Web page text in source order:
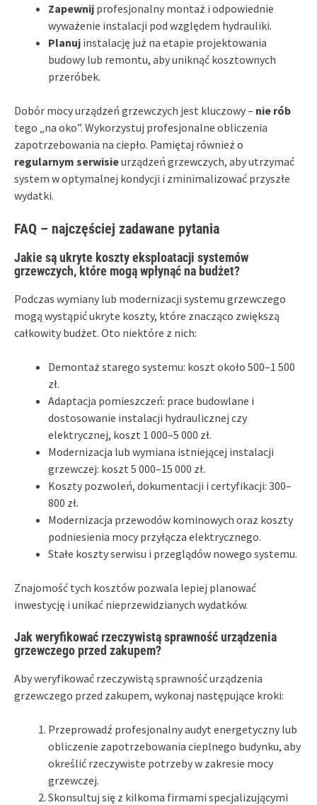
Zapewnij profesjonalny montaż i odpowiednie
wyważenie instalacji pod względem hydrauliki.
Planuj instalację już na etapie projektowania
budowy lub remontu, aby uniknąć kosztownych
przeróbek.
Dobór mocy urządzeń grzewczych jest kluczowy – nie rób
tego „na oko”. Wykorzystuj profesjonalne obliczenia
zapotrzebowania na ciepło. Pamiętaj również o
regularnym serwisieurządzeń grzewczych, aby utrzymać
system w optymalnej kondycji i zminimalizować przyszłe
wydatki.
FAQ – najczęściej zadawane pytania
Jakie są ukryte koszty eksploatacji systemów
grzewczych, które mogą wpłynąć na budżet?
Podczas wymiany lub modernizacji systemu grzewczego
mogą wystąpić ukryte koszty, które znacząco zwiększą
całkowity budżet. Oto niektóre z nich:
Demontaż starego systemu: koszt około 500–1 500
zł.
Adaptacja pomieszczeń: prace budowlane i
dostosowanie instalacji hydraulicznej czy
elektrycznej, koszt 1 000–5 000 zł.
Modernizacja lub wymiana istniejącej instalacji
grzewczej: koszt 5 000–15 000 zł.
Koszty pozwoleń, dokumentacji i certyfikacji: 300–
800 zł.
Modernizacja przewodów kominowych oraz koszty
podniesienia mocy przyłącza elektrycznego.
Stałe koszty serwisu i przeglądów nowego systemu.
Znajomość tych kosztów pozwala lepiej planować
inwestycję i unikać nieprzewidzianych wydatków.
Jak weryfikować rzeczywistą sprawność urządzenia
grzewczego przed zakupem?
Aby weryfikować rzeczywistą sprawność urządzenia
grzewczego przed zakupem, wykonaj następujące kroki:
Przeprowadź profesjonalny audyt energetyczny lub
obliczenie zapotrzebowania cieplnego budynku, aby
określić rzeczywiste potrzeby w zakresie mocy
grzewczej.
Skonsultuj się z kilkoma firmami specjalizującymi